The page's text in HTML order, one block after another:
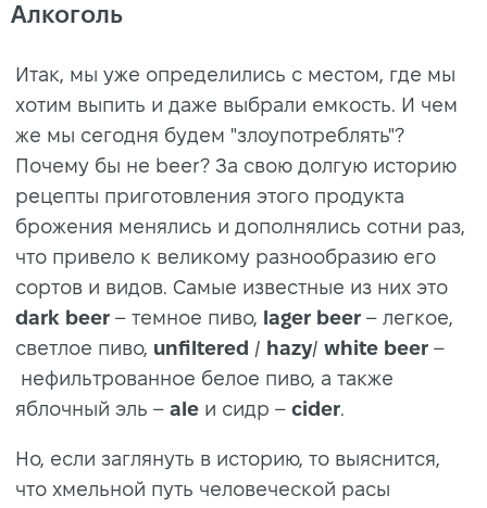
Алкоголь
Итак, мы уже определились с местом, где мы
хотим выпить и даже выбрали емкость. И чем
же мы сегодня будем "злоупотреблять"?
Почему бы не beer? За свою долгую историю
рецепты приготовления этого продукта
брожения менялись и дополнялись сотни раз,
что привело к великому разнообразию его
сортов и видов. Самые известные из них это
dark beer – темное пиво, lager beer – легкое,
светлое пиво, unfiltered / hazy/ white beer –
нефильтрованное белое пиво, а также
яблочный эль – ale и сидр – cider.
Но, если заглянуть в историю, то выяснится,
что хмельной путь человеческой расы